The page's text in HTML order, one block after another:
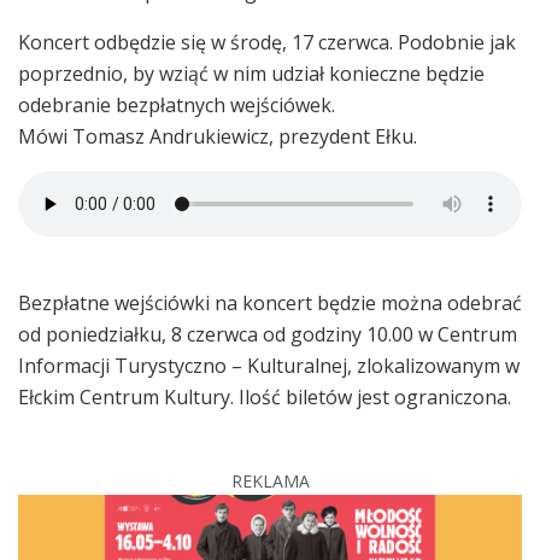
Koncert odbędzie się w środę, 17 czerwca. Podobnie jak
poprzednio, by wziąć w nim udział konieczne będzie
odebranie bezpłatnych wejściówek.
Mówi Tomasz Andrukiewicz, prezydent Ełku.
Bezpłatne wejściówki na koncert będzie można odebrać
od poniedziałku, 8 czerwca od godziny 10.00 w Centrum
Informacji Turystyczno – Kulturalnej, zlokalizowanym w
Ełckim Centrum Kultury. Ilość biletów jest ograniczona.
REKLAMA